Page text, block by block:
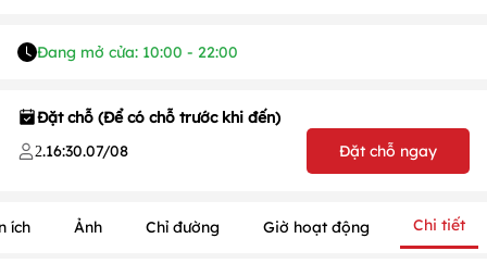
Đang mở cửa: 10:00 - 22:00
Đặt chỗ (Để có chỗ trước khi đến)
2.16:30.07/08 Đặt chỗ ngay
ích Ảnh Chỉ đường Giờ hoạt động Chi tiết